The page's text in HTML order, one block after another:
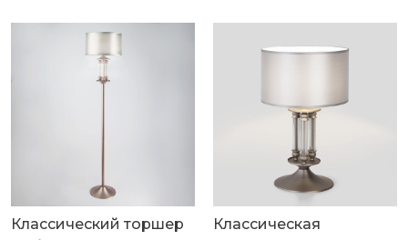
Классический торшер
Классическая